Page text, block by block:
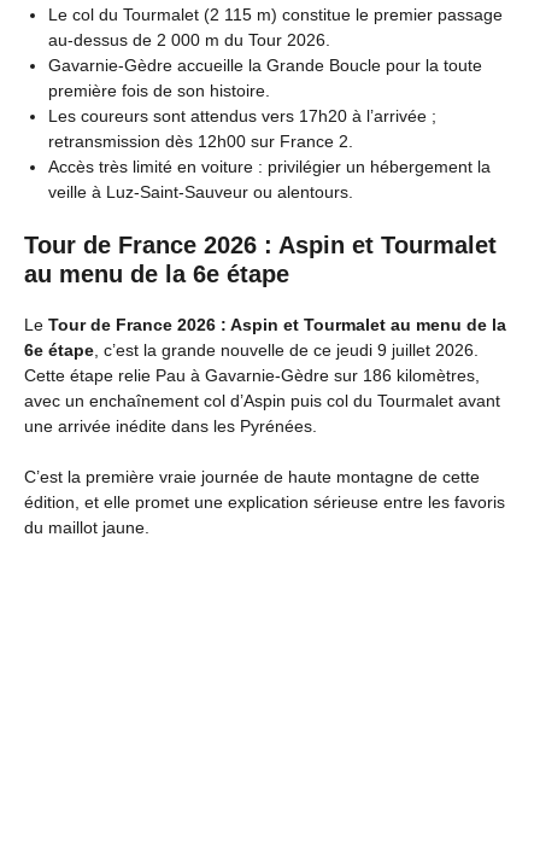
Le col du Tourmalet (2 115 m) constitue le premier passage
au-dessus de 2 000 m du Tour 2026.
Gavarnie-Gèdre accueille la Grande Boucle pour la toute
première fois de son histoire.
Les coureurs sont attendus vers 17h20 à l’arrivée ;
retransmission dès 12h00 sur France 2.
Accès très limité en voiture : privilégier un hébergement la
veille à Luz-Saint-Sauveur ou alentours.
Tour de France 2026 : Aspin et Tourmalet
au menu de la 6e étape
Le Tour de France 2026 : Aspin et Tourmalet au menu de la
6e étape , c’est la grande nouvelle de ce jeudi 9 juillet 2026.
Cette étape relie Pau à Gavarnie-Gèdre sur 186 kilomètres,
avec un enchaînement col d’Aspin puis col du Tourmalet avant
une arrivée inédite dans les Pyrénées.
C’est la première vraie journée de haute montagne de cette
édition, et elle promet une explication sérieuse entre les favoris
du maillot jaune.